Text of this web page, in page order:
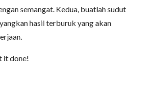
semangat. Kedua, buatlah sudut
hasil terburuk yang akan
it done!